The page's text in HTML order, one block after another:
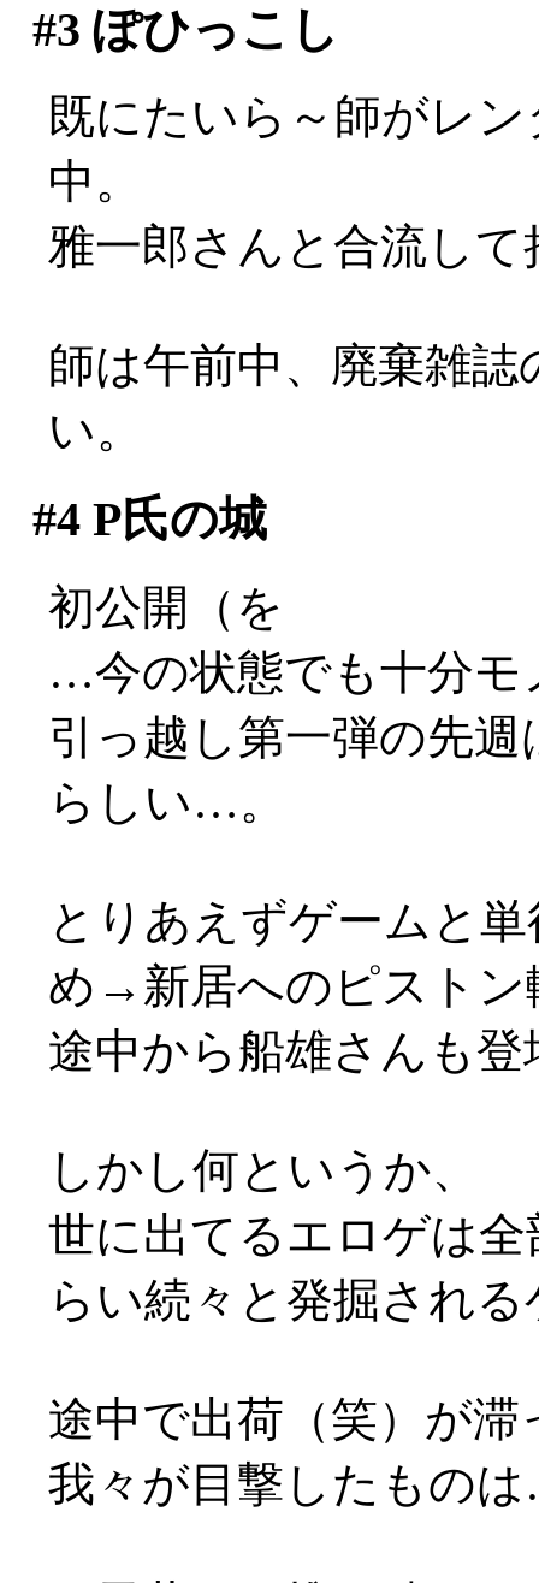
#3 ぽひっこし
既にたいら～師がレ
中。
雅一郎さんと合流し
師は午前中、廃棄雑
い。
#4P氏の城
初公開（を
…今の状態でも十分モ
引っ越し第一弾の先
らしい…。
とりあえずゲームと
め→新居へのピストン
途中から船雄さんも登
しかし何というか、
世に出てるエロゲは
らい続々と発掘され
途中で出荷（笑）が
我々が目撃したもの